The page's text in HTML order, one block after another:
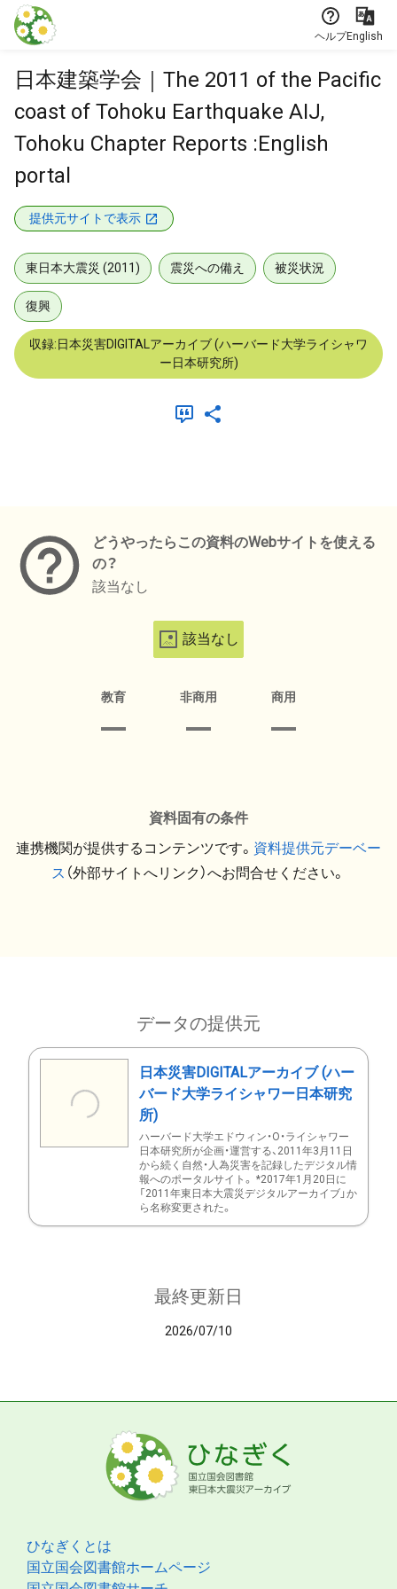
本文に飛ぶ
ヘルプEnglish
日本建築学会｜The 2011 of the Pacific
coast of Tohoku Earthquake AIJ,
Tohoku Chapter Reports :English
portal
提供元サイトで表示
東日本大震災 (2011) 震災への備え 被災状況
復興
収録:日本災害DIGITALアーカイブ (ハーバード大学ライシャワ
ー日本研究所)
どうやったらこの資料のWebサイトを使える
の？
該当なし
該当なし
教育 非商用 商用
資料固有の条件
連携機関が提供するコンテンツです。 資料提供元デーベー
ス （外部サイトへリンク）へお問合せください。
データの提供元
日本災害DIGITALアーカイブ (ハー
バード大学ライシャワー日本研究
所)
ハーバード大学エドウィン・O・ライシャワー
日本研究所が企画・運営する、2011年3月11日
から続く自然・人為災害を記録したデジタル情
報へのポータルサイト。 *2017年1月20日に
「2011年東日本大震災デジタルアーカイブ」か
ら名称変更された。
最終更新日
2026/07/10
ひなぎくとは
国立国会図書館ホームページ